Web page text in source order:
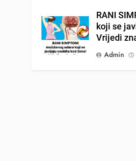
RANI
koji se
Vrijedi
Admin